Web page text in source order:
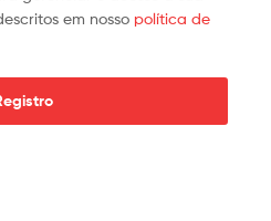
em nosso política de